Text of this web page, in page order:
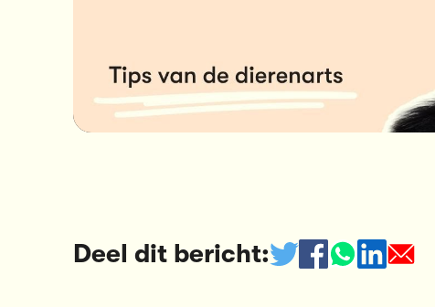
Deel dit bericht: